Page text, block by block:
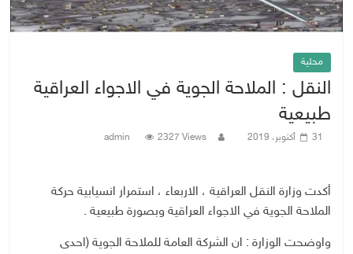
محلية
النقل : الملاحة الجوية في الاجواء العراقية
طبيعية
31 أكتوبر، 2019 admin 2327 Views
أكدت وزارة النقل العراقية ، الاربعاء ، استمرار انسيابية حركة
الملاحة الجوية في الاجواء العراقية وبصورة طبيعية .
واوضحت الوزارة : ان الشركة العامة للملاحة الجوية (احدى